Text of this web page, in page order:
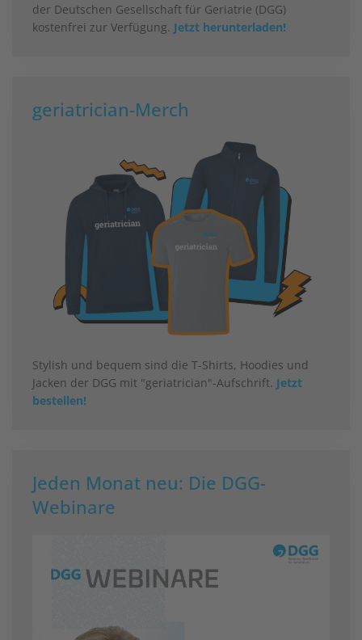
der Deutschen Gesellschaft für Geriatrie (DGG)
kostenfrei zur Verfügung. Jetzt herunterladen!
geriatrician-Merch
Stylish und bequem sind die T-Shirts, Hoodies und
Jacken der DGG mit "geriatrician"-Aufschrift. Jetzt
bestellen!
Jeden Monat neu: Die DGG-
Webinare